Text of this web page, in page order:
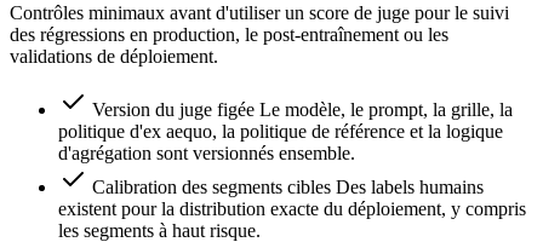
Contrôles minimaux avant d'utiliser un score de juge pour le suivi
des régressions en production, le post-entraînement ou les
validations de déploiement.
Version du juge figée Le modèle, le prompt, la grille, la
politique d'ex aequo, la politique de référence et la logique
d'agrégation sont versionnés ensemble.
Calibration des segments cibles Des labels humains
existent pour la distribution exacte du déploiement, y compris
les segments à haut risque.